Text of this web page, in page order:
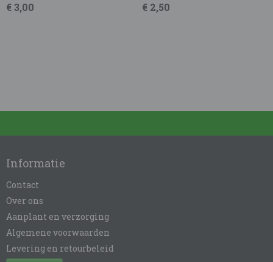
€ 3,00
€ 2,50
Informatie
Contact
Over ons
Aanplant en verzorging
Algemene voorwaarden
Levering en retourbeleid